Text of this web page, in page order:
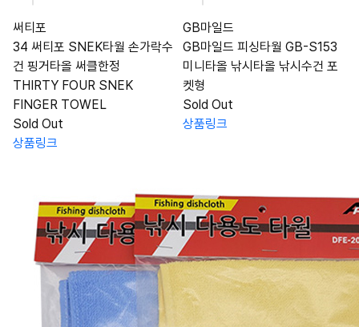
써티포
34 써티포 SNEK타월 손가락수
건 핑거타올 써클한정
THIRTY FOUR SNEK
FINGER TOWEL
Sold Out
상품링크
GB마일드
GB마일드 피싱타월 GB-S153
미니타올 낚시타올 낚시수건 포
켓형
Sold Out
상품링크